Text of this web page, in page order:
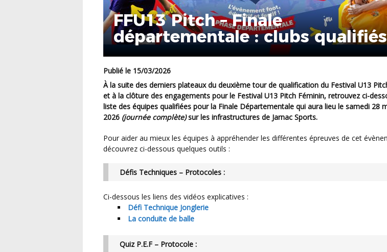
FFU13 Pitch – Finale
départementale : clubs
Publié le 15/03/2026
À la suite des derniers plateaux du deuxième tour de qualification du Festival U13 Pitch Garçon
et à la clôture des engagements pour le Festival U13 Pitch Féminin, retrouvez ci-
liste des équipes qualifiées pour la Finale Départementale qui aura lieu le samedi 28
2026 (journée complète)sur les infrastructures de Jarnac Sports.
Pour aider au mieux les équipes à appréhender les différentes épreuves de cet évènement,
découvrez ci-dessous quelques outils :
Défis Techniques – Protocoles :
Ci-dessous les liens des vidéos explicatives :
Défi Technique Jonglerie
La conduite de balle
Quiz P.E.F – Protocole :